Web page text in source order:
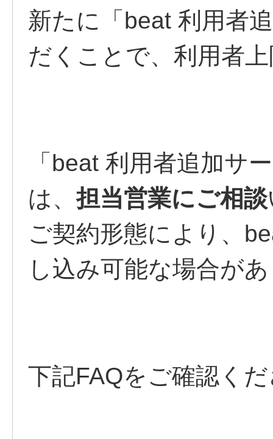
新たに「beat 利用者
だくことで、利用者
「beat 利用者追加サ
は、担当営業にご相談
ご契約形態により、
し込み可能な場合が
下記FAQをご確認く